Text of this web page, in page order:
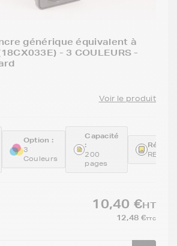
générique équivalent à
- 3 COULEURS -
Voir le produit
Option :
3
Couleurs
Capacité
:
200
pages
10,40 €HT
12,48 €TTC